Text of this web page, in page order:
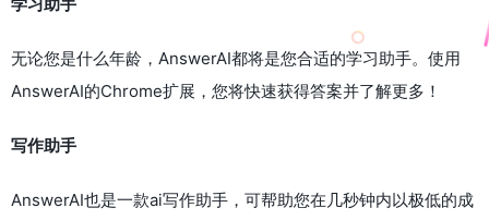
无论您是什么年龄，AnswerAI都将是您合适的学习助手。使用
AnswerAI的Chrome扩展，您将快速获得答案并了解更多！
写作助手
AnswerAI也是一款ai写作助手，可帮助您在几秒钟内以极低的成